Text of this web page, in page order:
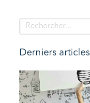
Rechercher
Derniers articles